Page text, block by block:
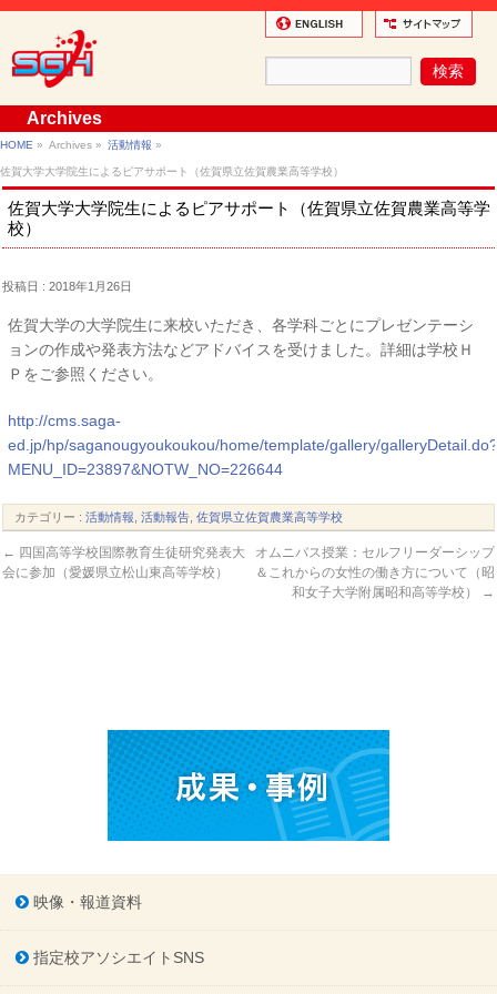
Archives
HOME » Archives » 活動情報 »
佐賀大学大学院生によるピアサポート（佐賀県立佐賀農業高等学校）
佐賀大学大学院生によるピアサポート（佐賀県立佐賀農業高等学
校）
投稿日 : 2018年1月26日
佐賀大学の大学院生に来校いただき、各学科ごとにプレゼンテーシ
ョンの作成や発表方法などアドバイスを受けました。詳細は学校Ｈ
Ｐをご参照ください。
http://cms.saga-
ed.jp/hp/saganougyoukoukou/home/template/gallery/
MENU_ID=23897&NOTW_NO=226644
カテゴリー :活動情報 ,活動報告 ,佐賀県立佐賀農業高等学校
← 四国高等学校国際教育生徒研究発表大
会に参加（愛媛県立松山東高等学校）
オムニバス授業：セルフリーダーシップ
＆これからの女性の働き方について（昭
和女子大学附属昭和高等学校）
→
映像・報道資料
指定校アソシエイトSNS